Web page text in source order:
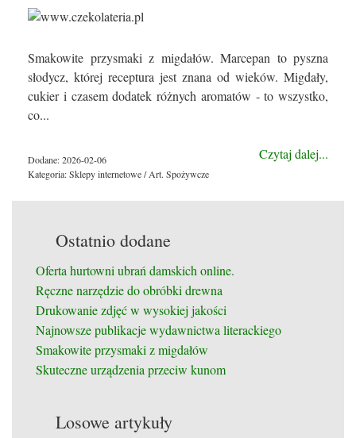
Smakowite przysmaki z migdałów. Marcepan to pyszna
słodycz, której receptura jest znana od wieków. Migdały,
cukier i czasem dodatek różnych aromatów - to wszystko,
co...
Czytaj dalej...
Dodane: 2026-02-06
Kategoria: Sklepy internetowe / Art. Spożywcze
Ostatnio dodane
Oferta hurtowni ubrań damskich online.
Ręczne narzędzie do obróbki drewna
Drukowanie zdjęć w wysokiej jakości
Najnowsze publikacje wydawnictwa literackiego
Smakowite przysmaki z migdałów
Skuteczne urządzenia przeciw kunom
Losowe artykuły